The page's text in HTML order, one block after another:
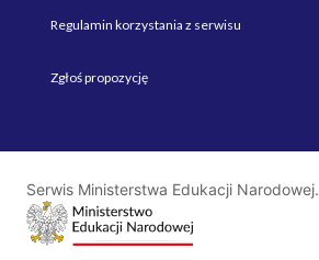
Regulamin korzystania z serwisu
Zgłoś propozycję
Serwis Ministerstwa Edukacji Narodowej.